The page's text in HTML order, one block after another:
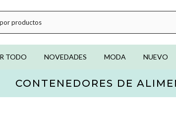
TODO NOVEDADES MODA NUEVO
CONTENEDORES DE